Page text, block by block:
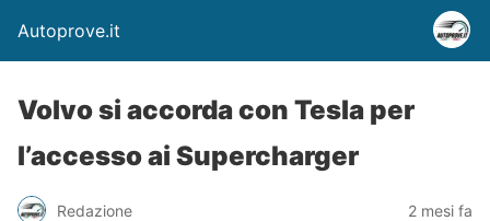
Autoprove.it
Volvo si accorda con Tesla per
l’accesso ai Supercharger
Redazione 2 mesi fa